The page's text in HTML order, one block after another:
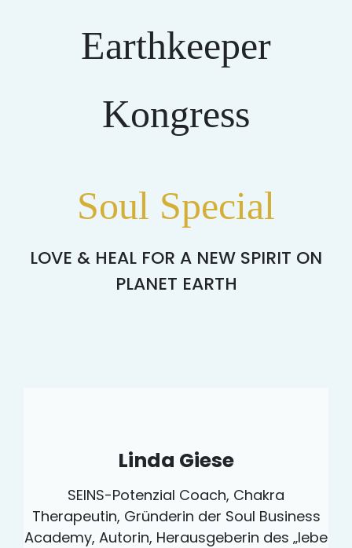
Earthkeeper
Kongress
Soul Special
LOVE & HEAL FOR A NEW SPIRIT ON
PLANET EARTH
Linda Giese
SEINS-Potenzial Coach, Chakra
Therapeutin, Gründerin der Soul Business
Academy, Autorin, Herausgeberin des „lebe